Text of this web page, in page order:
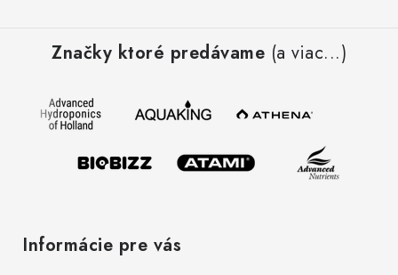
Značky ktoré predávame (a viac...)
Informácie pre vás